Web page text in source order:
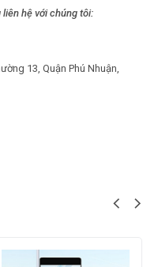
hệ với chúng tôi:
13, Quận Phú Nhuận,